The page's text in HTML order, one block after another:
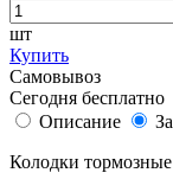
шт
Купить
Самовывоз
Сегодня бесплатно
Описание
Колодки